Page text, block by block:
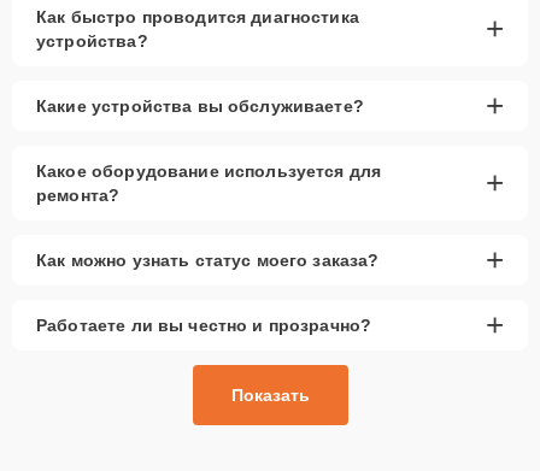
Как быстро проводится диагностика
устройства?
+
Какие устройства вы обслуживаете? +
Какое оборудование используется для
ремонта?
+
Как можно узнать статус моего заказа? +
Работаете ли вы честно и прозрачно? +
Показать